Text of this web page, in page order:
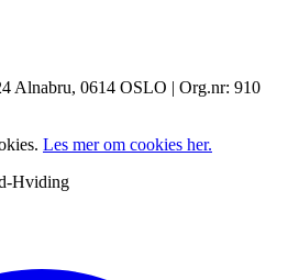
Alnabru, 0614 OSLO | Org.nr: 910
Les mer om cookies her.
Hviding